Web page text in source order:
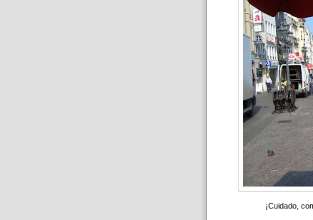
¡Cuidado,